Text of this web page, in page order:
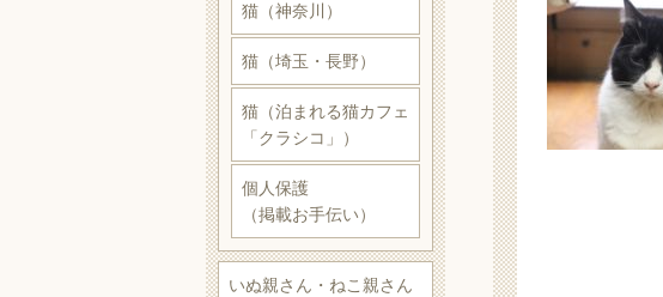
猫（神奈川）
猫（埼玉・長野）
猫（泊まれる猫カフェ
「クラシコ」）
個人保護
（掲載お手伝い）
いぬ親さん・ねこ親さん